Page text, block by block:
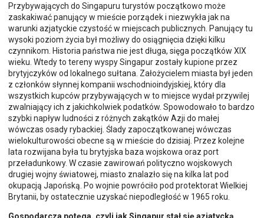
Przybywających do Singapuru turystów początkowo może
zaskakiwać panujący w mieście porządek i niezwykła jak na
warunki azjatyckie czystość w miejscach publicznych. Panujący tu
wysoki poziom życia był możliwy do osiągnięcia dzięki kilku
czynnikom. Historia państwa nie jest długa, sięga początków XIX
wieku. Wtedy to tereny wyspy Singapur zostały kupione przez
brytyjczyków od lokalnego sułtana. Założycielem miasta był jeden
z członków słynnej kompanii wschodnioindyjskiej, który dla
wszystkich kupców przybywających w to miejsce wydał przywilej
zwalniający ich z jakichkolwiek podatków. Spowodowało to bardzo
szybki napływ ludności z różnych zakątków Azji do małej
wówczas osady rybackiej. Ślady zapoczątkowanej wówczas
wielokulturowości obecne są w mieście do dzisiaj. Przez kolejne
lata rozwijana była tu brytyjska baza wojskowa oraz port
przeładunkowy. W czasie zawirowań polityczno wojskowych
drugiej wojny światowej, miasto znalazło się na kilka lat pod
okupacją Japońską. Po wojnie powróciło pod protektorat Wielkiej
Brytanii, by ostatecznie uzyskać niepodległość w 1965 roku.